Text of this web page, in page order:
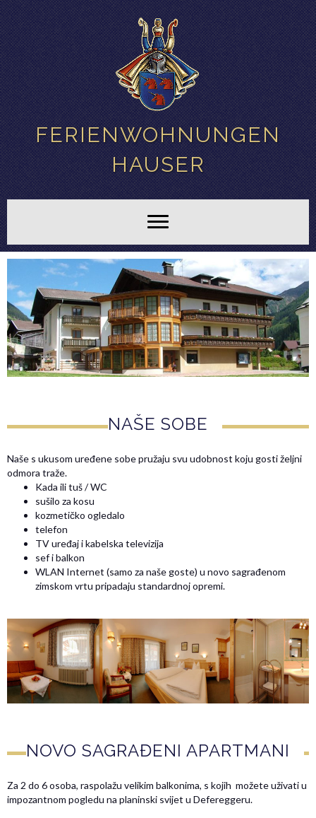
FERIENWOHNUNGEN
HAUSER
NAŠE SOBE
Naše s ukusom uređene sobe pružaju svu udobnost koju gosti željni
odmora traže.
Kada ili tuš / WC
sušilo za kosu
kozmetičko ogledalo
telefon
TV uređaj i kabelska televizija
sef i balkon
WLAN Internet (samo za naše goste) u novo sagrađenom
zimskom vrtu pripadaju standardnoj opremi.
NOVO SAGRAĐENI APARTMANI
Za 2 do 6 osoba, raspolažu velikim balkonima, s kojih možete uživati u
impozantnom pogledu na planinski svijet u Defereggeru.